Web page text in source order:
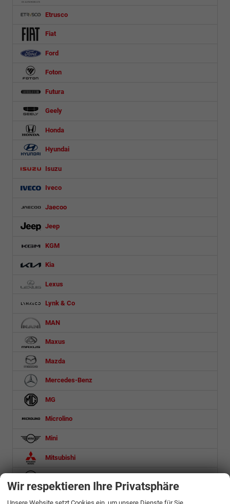
Etrusco
Fiat
Ford
Foton
Futura
Geely
Honda
Hyundai
Isuzu
Iveco
Jaecoo
Jeep
KGM
Kia
Lexus
Lynk & Co
MAN
Maxus
Mazda
Mercedes-Benz
MG
Microlino
Mini
Mitsubishi
Wir respektieren Ihre Privatsphäre
Unsere Website setzt Cookies ein, um unsere Dienste für Sie